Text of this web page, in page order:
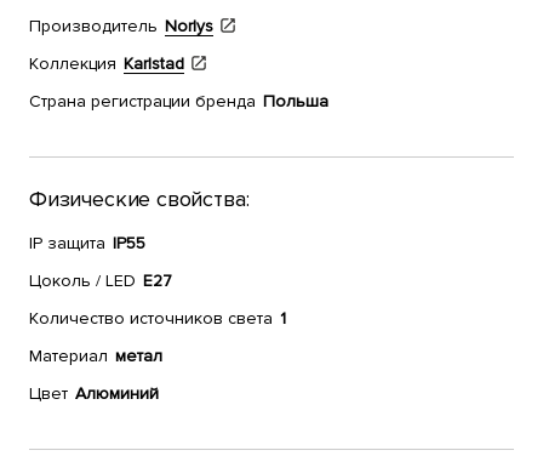
Производитель Norlys
Коллекция Karlstad
Страна регистрации бренда Польша
Физические свойства:
IP защита IP55
Цоколь / LED E27
Количество источников света 1
Материал метал
Цвет Алюминий